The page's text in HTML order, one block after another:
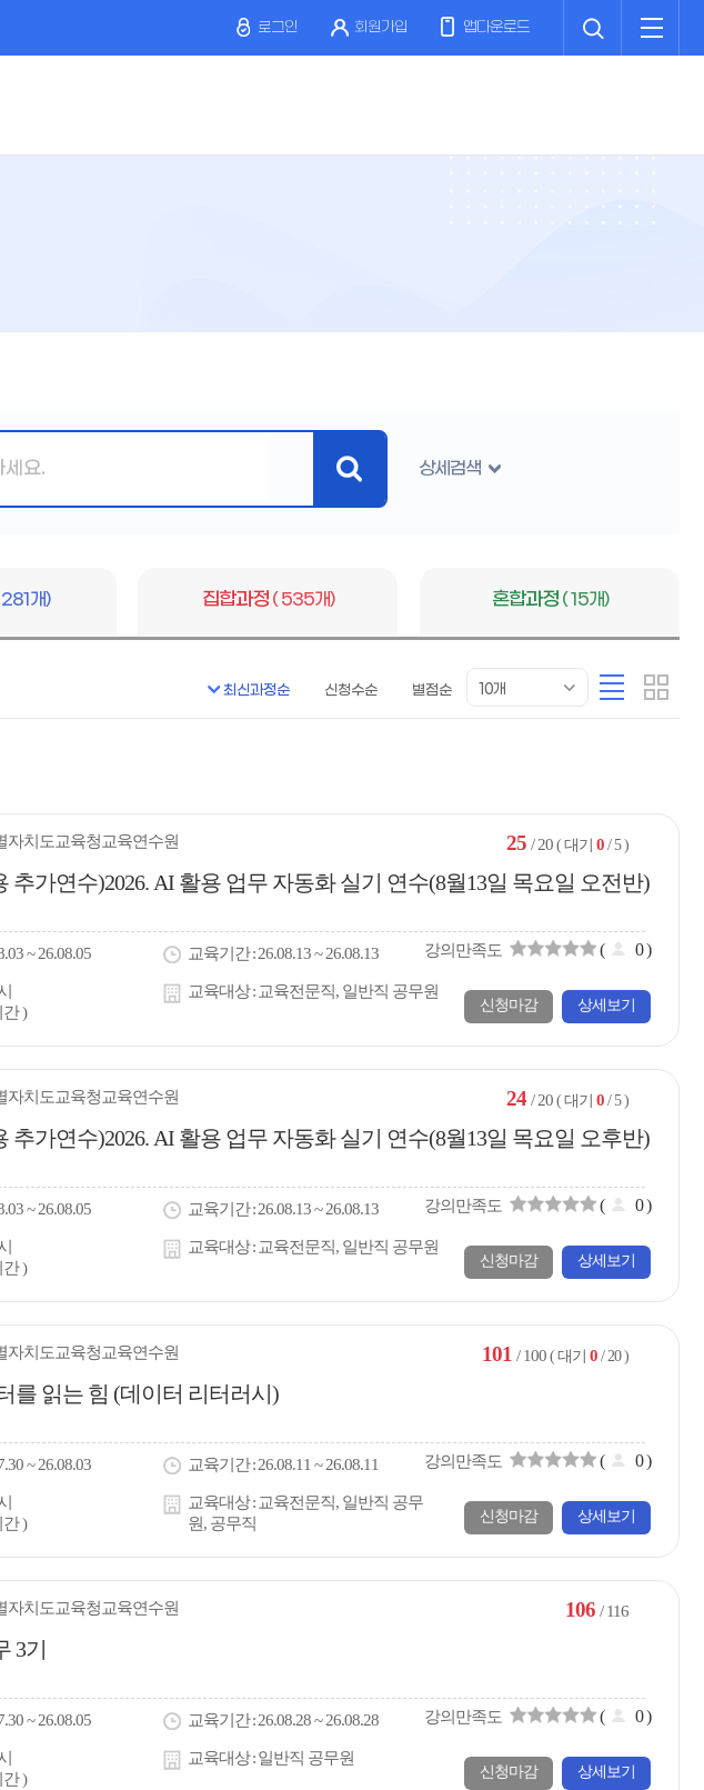
로그인 회원가입 앱다운로드
뉴
검
상세검색
개) 집합과정 ( 535개) 혼합과정 ( 15개)
최신과정순 신청수순 별점순
목
10개
리
스
카
드
자치도교육청교육연수원
추가연수)2026. AI 활용 업무 자동화 실기 연수(8월13일 목요일 오전반)
~ 26.08.05 교육기간 26.08.13 ~ 26.08.13
)
교육대상 교육전문직, 일반직 공무원
강의만족도 ( 0)
25 / 20 ( 대기 0 / 5 )
신청마감 상세보기
자치도교육청교육연수원
추가연수)2026. AI 활용 업무 자동화 실기 연수(8월13일 목요일 오후반)
~ 26.08.05 교육기간 26.08.13 ~ 26.08.13
)
교육대상 교육전문직, 일반직 공무원
강의만족도 ( 0)
24/ 20 ( 대기 0 / 5 )
신청마감 상세보기
자치도교육청교육연수원
를 읽는 힘 (데이터 리터러시)
~ 26.08.03 교육기간 26.08.11 ~ 26.08.11
)
교육대상 교육전문직, 일반직 공무
원, 공무직
강의만족도 ( 0)
101 / 100 ( 대기 0 / 20 )
신청마감 상세보기
자치도교육청교육연수원
3기
~ 26.08.05 교육기간 26.08.28 ~ 26.08.28
)
교육대상 일반직 공무원
강의만족도 ( 0)
106 / 116
신청마감 상세보기